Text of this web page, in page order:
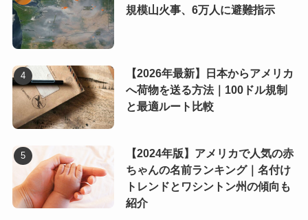
規模山火事、6万人に避難指示
【2026年最新】日本からアメリカ
へ荷物を送る方法｜100ドル規制
と最適ルート比較
【2024年版】アメリカで人気の赤
ちゃんの名前ランキング｜名付け
トレンドとワシントン州の傾向も
紹介